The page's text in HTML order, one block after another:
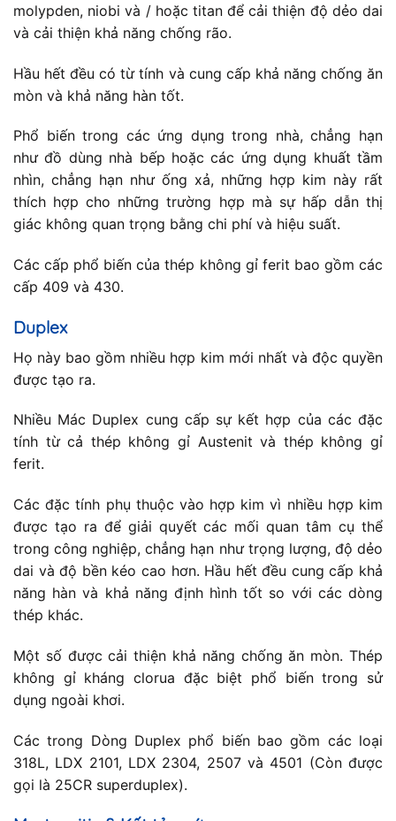
molypden, niobi và / hoặc titan để cải thiện độ dẻo dai
và cải thiện khả năng chống rão.
Hầu hết đều có từ tính và cung cấp khả năng chống ăn
mòn và khả năng hàn tốt.
Phổ biến trong các ứng dụng trong nhà, chẳng hạn
như đồ dùng nhà bếp hoặc các ứng dụng khuất tầm
nhìn, chẳng hạn như ống xả, những hợp kim này rất
thích hợp cho những trường hợp mà sự hấp dẫn thị
giác không quan trọng bằng chi phí và hiệu suất.
Các cấp phổ biến của thép không gỉ ferit bao gồm các
cấp 409 và 430.
Duplex
Họ này bao gồm nhiều hợp kim mới nhất và độc quyền
được tạo ra.
Nhiều Mác Duplex cung cấp sự kết hợp của các đặc
tính từ cả thép không gỉ Austenit và thép không gỉ
ferit.
Các đặc tính phụ thuộc vào hợp kim vì nhiều hợp kim
được tạo ra để giải quyết các mối quan tâm cụ thể
trong công nghiệp, chẳng hạn như trọng lượng, độ dẻo
dai và độ bền kéo cao hơn. Hầu hết đều cung cấp khả
năng hàn và khả năng định hình tốt so với các dòng
thép khác.
Một số được cải thiện khả năng chống ăn mòn. Thép
không gỉ kháng clorua đặc biệt phổ biến trong sử
dụng ngoài khơi.
Các trong Dòng Duplex phổ biến bao gồm các loại
318L, LDX 2101, LDX 2304, 2507 và 4501 (Còn được
gọi là 25CR superduplex).